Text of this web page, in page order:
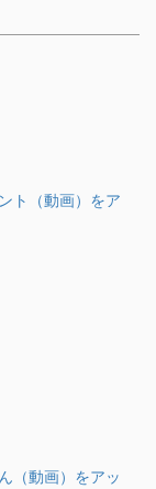
ト（動画）をア
（動画）をアッ